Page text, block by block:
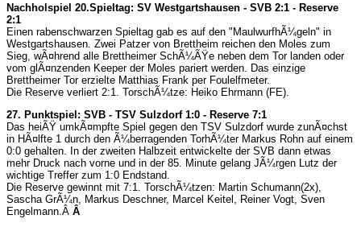
Nachholspiel 20.Spieltag: SV Westgartshausen - SVB 2:1 - Reserve
2:1
Einen rabenschwarzen Spieltag gab es auf den "MaulwurfhÃ¼geln" in
Westgartshausen. Zwei Patzer von Brettheim reichen den Moles zum
Sieg, wÃ¤hrend alle Brettheimer SchÃ¼ÃŸe neben dem Tor landen oder
vom glÃ¤nzenden Keeper der Moles pariert werden. Das einzige
Brettheimer Tor erzielte Matthias Frank per Foulelfmeter.
Die Reserve verliert 2:1. TorschÃ¼tze: Heiko Ehrmann (FE).
27. Punktspiel: SVB - TSV Sulzdorf 1:0 - Reserve 7:1
Das heiÃŸ umkÃ¤mpfte Spiel gegen den TSV Sulzdorf wurde zunÃ¤chst
in HÃ¤lfte 1 durch den Ã¼berragenden TorhÃ¼ter Markus Rohn auf einem
0:0 gehalten. In der zweiten Halbzeit entwickelte der SVB dann etwas
mehr Druck nach vorne und in der 85. Minute gelang JÃ¼rgen Lutz der
wichtige Treffer zum 1:0 Endstand.
Die Reserve gewinnt mit 7:1. TorschÃ¼tzen: Martin Schumann(2x),
Sascha GrÃ¼n, Markus Deschner, Marcel Keitel, Reiner Vogt, Sven
Engelmann.Â Â